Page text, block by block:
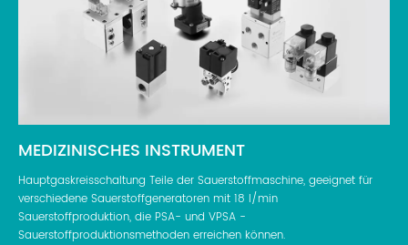
MEDIZINISCHES INSTRUMENT
Hauptgaskreisschaltung Teile der Sauerstoffmaschine, geeignet für
verschiedene Sauerstoffgeneratoren mit 18 l/min
Sauerstoffproduktion, die PSA- und VPSA -
Sauerstoffproduktionsmethoden erreichen können.